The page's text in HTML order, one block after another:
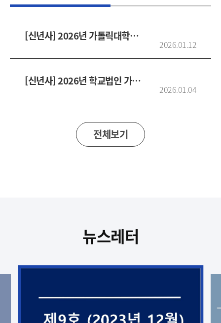
[신년사] 2026년 가톨릭대학교 정보융합진흥원장 신년사
2026.01.12
[신년사] 2026년 학교법인 가톨릭학원 상임이사 신년사
2026.01.04
전체보기
뉴스레터